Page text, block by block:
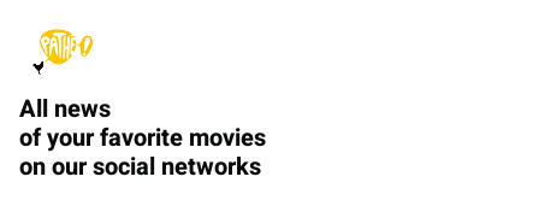
All news
of your favorite movies
on our social networks